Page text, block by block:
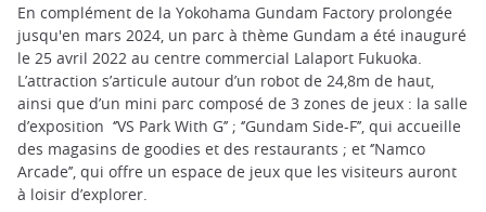
En complément de la Yokohama Gundam Factory prolongée
jusqu'en mars 2024, un parc à thème Gundam a été inauguré
le 25 avril 2022 au centre commercial Lalaport Fukuoka.
L’attraction s’articule autour d’un robot de 24,8m de haut,
ainsi que d’un mini parc composé de 3 zones de jeux : la salle
d’exposition ‘’VS Park With G’’ ; ‘’Gundam Side-F’’, qui accueille
des magasins de goodies et des restaurants ; et ‘’Namco
Arcade’’, qui offre un espace de jeux que les visiteurs auront
à loisir d’explorer.